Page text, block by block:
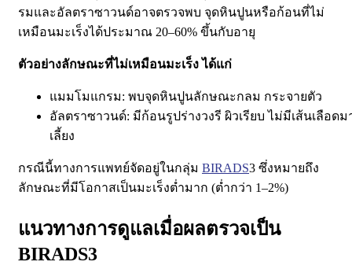
รมและอัลตราซาวนด์อาจตรวจพบ จุดหินปูนหรือก้อนที่ไม่
เหมือนมะเร็งได้ประมาณ 20–60% ขึ้นกับอายุ
ตัวอย่างลักษณะที่ไม่เหมือนมะเร็ง ได้แก่
แมมโมแกรม: พบจุดหินปูนลักษณะกลม กระจายตัว
อัลตราซาวนด์: มีก้อนรูปร่างวงรี ผิวเรียบ ไม่มีเส้นเลือดม
เลี้ยง
กรณีนี้ทางการแพทย์จัดอยู่ในกลุ่ม BIRADS3 ซึ่งหมายถึง
ลักษณะที่มีโอกาสเป็นมะเร็งต่ำมาก (ต่ำกว่า 1–2%)
แนวทางการดูแลเมื่อผลตรวจเป็น
BIRADS3